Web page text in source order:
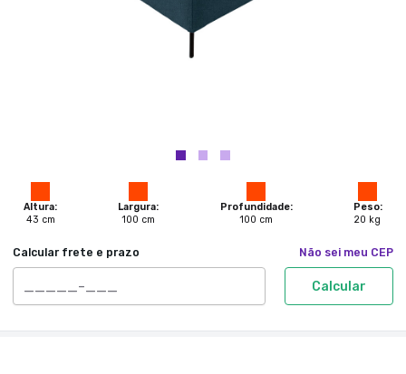
Altura:
43 cm
Largura:
100 cm
Profundidade:
100 cm
Peso:
20 kg
Calcular frete e prazo Não sei meu CEP
Calcular